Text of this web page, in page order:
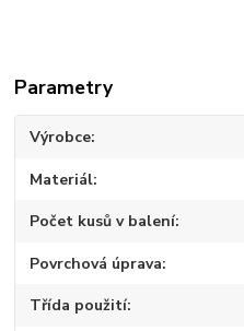
Parametry
Výrobce
Materiál
Počet kusů v balení
Povrchová úprava
Třída použití